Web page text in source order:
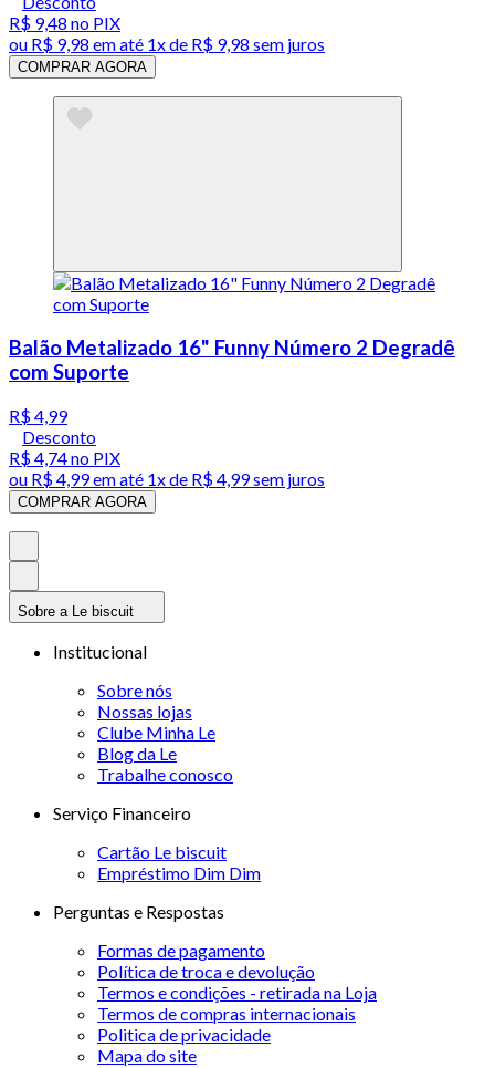
R$ 9,48 no PIX
ou R$ 9,98 em até 1x de R$ 9,98 sem juros
COMPRAR AGORA
Balão Metalizado 16" Funny Número 2 Degradê
com Suporte
R$ 4,99
Desconto
R$ 4,74no PIX
ou R$ 4,99em até 1x de R$ 4,99sem juros
COMPRAR AGORA
Sobre a Le biscuit
Institucional
Sobre nós
Nossas lojas
Clube Minha Le
Blog da Le
Trabalhe conosco
Serviço Financeiro
Cartão Le biscuit
Empréstimo Dim Dim
Perguntas e Respostas
Formas de pagamento
Política de troca e devolução
Termos e condições - retirada na Loja
Termos de compras internacionais
Politica de privacidade
Mapa do site